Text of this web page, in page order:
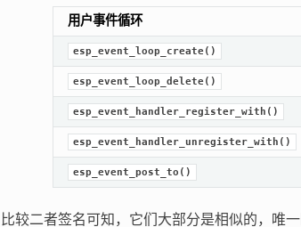
用户事件循环
esp_event_loop_create()
esp_event_loop_delete()
esp_event_handler_register_with()
esp_event_handler_unregister_with()
esp_event_post_to()
比较二者签名可知，它们大部分是相似的，唯